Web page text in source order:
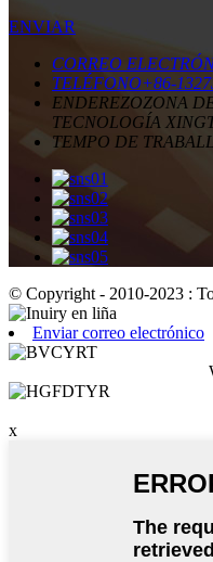
ENVIAR
CORREO
TELÉFONO+86-
ENDEREZOZONA
TECNOLOGÍA
TEMPO DE
© Copyright - 2010-2023 :
Enviar correo electrónico
x